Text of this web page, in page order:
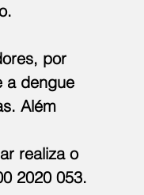
por
a dengue
Além
realiza o
2020 053.